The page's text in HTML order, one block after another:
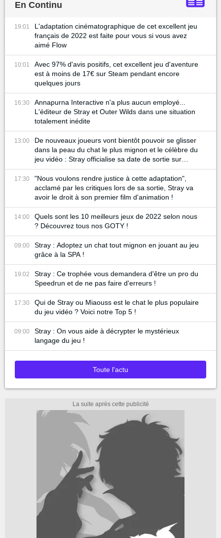
En Continu
19:01
L'adaptation cinématographique de cet excellent jeu
français de 2022 est faite pour vous si vous avez
aimé Flow
10:01
Avec 97% d'avis positifs, cet excellent jeu d'aventure
est à moins de 17€ sur Steam pendant encore
quelques jours
16:30
Annapurna Interactive n'a plus aucun employé...
L'éditeur de Stray et Outer Wilds dans une situation
totalement inédite
13:00
De nouveaux joueurs vont bientôt pouvoir se glisser
dans la peau du chat le plus mignon et le célèbre du
jeu vidéo : Stray officialise sa date de sortie sur
Nintendo Switch !
17:30
"Nous voulons rendre justice à cette adaptation",
acclamé par les critiques lors de sa sortie, Stray va
avoir le droit à son premier film d'animation !
14:00
Quels sont les 10 meilleurs jeux de 2022 selon nous
? Découvrez tous nos GOTY !
09:00
Stray : Adoptez un chat tout mignon en jouant au jeu
grâce à la SPA !
19:02
Stray : Ce trophée vous demandera d'être un pro du
Speedrun et de ne pas faire d'erreurs !
17:30
Qui de Stray ou Miaouss est le chat le plus populaire
du jeu vidéo ? Voici notre Top 5 !
09:00
Stray : On vous aide à décrypter le mystérieux
langage du jeu !
Toute l'actu